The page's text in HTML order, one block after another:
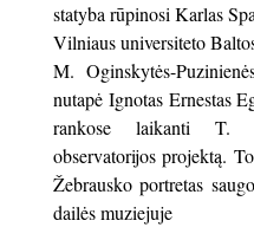
statyba rūpinosi Karlas
Vilniaus universiteto
M. Oginskytės-
nutapė Ignotas Ernestas
rankose laikanti T.
observatorijos projektą.
Žebrausko portretas
dailės muziejuje